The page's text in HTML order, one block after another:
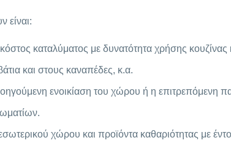
είναι:
καταλύματος με δυνατότητα χρήσης
και στους καναπέδες, κ.α.
ενοικίαση του χώρου ή η επιτρεπόμενη
χώρου και προϊόντα καθαριότητας με